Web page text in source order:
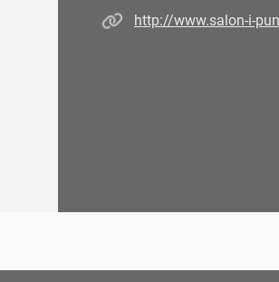
Homepagehttp://www.salon-i-